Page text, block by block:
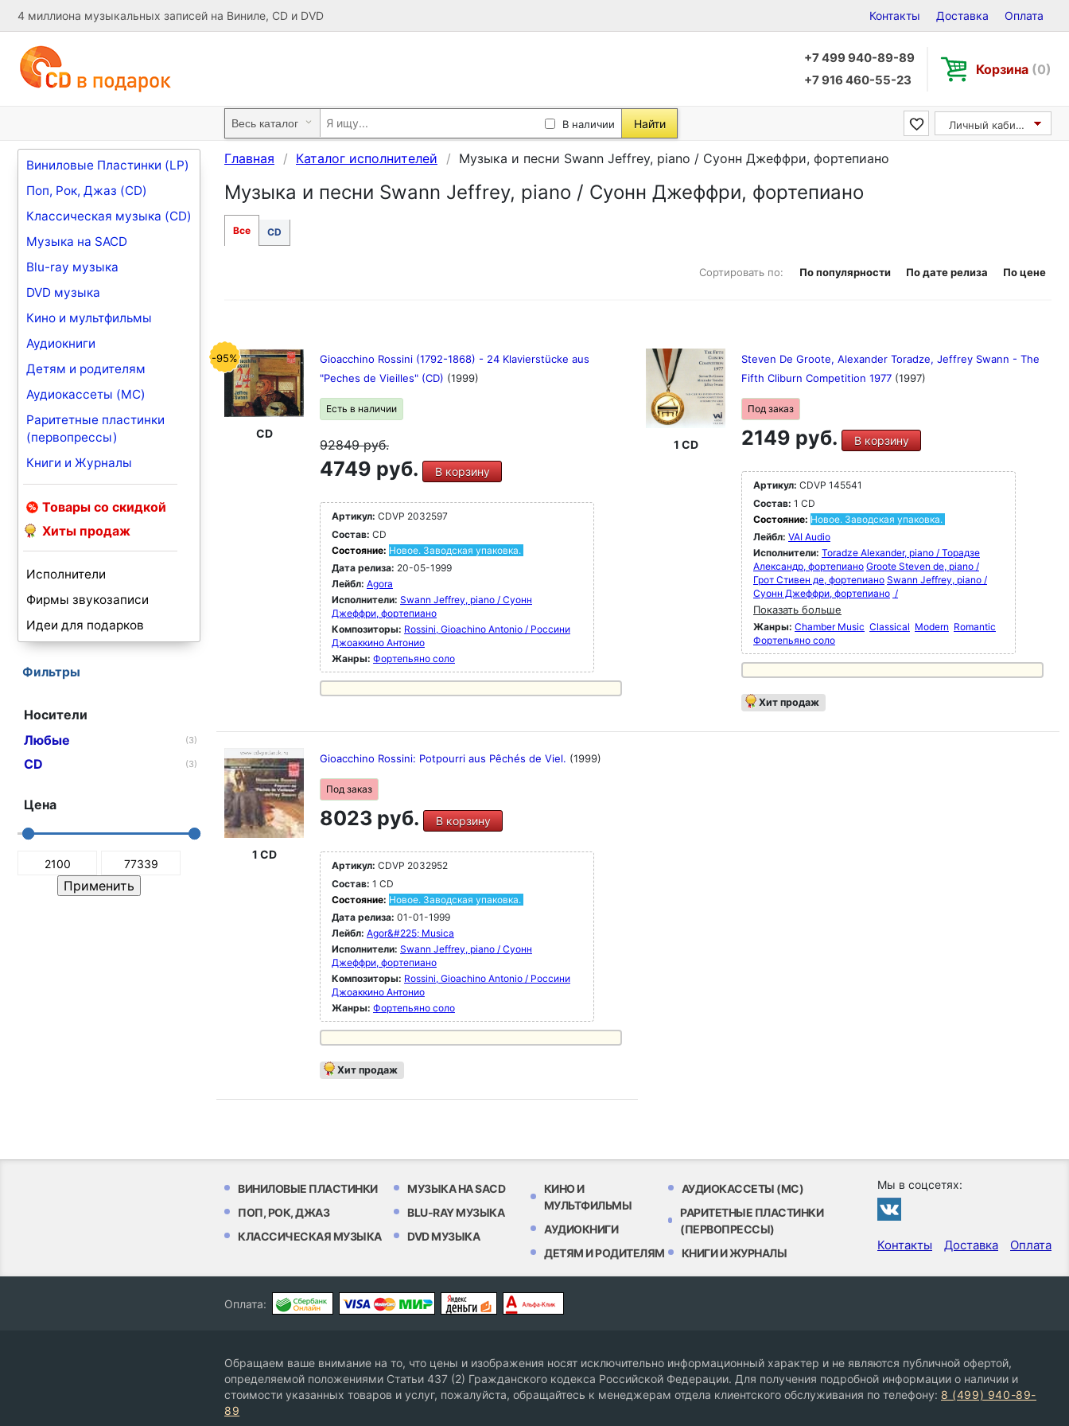
4 миллиона музыкальных записей на Виниле, CD и DVD Контакты Доставка Оплата
+7 499 940-89-89
+7 916 460-55-23
Корзина (0)
В наличии Найти Личный кабинет
Виниловые Пластинки (LP)
Поп, Рок, Джаз (CD)
Классическая музыка (CD)
Музыка на SACD
Blu-ray музыка
DVD музыка
Кино и мультфильмы
Аудиокниги
Детям и родителям
Аудиокассеты (MC)
Раритетные пластинки
(первопрессы)
Книги и Журналы
Товары со скидкой
Хиты продаж
Исполнители
Фирмы звукозаписи
Идеи для подарков
Фильтры
Носители
Любые
(3)
CD (3)
Цена
Главная Каталог исполнителей Музыка и песни Swann Jeffrey, piano / Суонн Джеффри, фортепиано
Музыка и песни Swann Jeffrey, piano / Суонн Джеффри, фортепиано
Все CD
Сортировать по: По популярности По дате релиза По цене
-95%
CD
Gioacchino Rossini (1792-1868) - 24 Klavierstücke aus
"Peches de Vieilles" (CD) (1999)
Есть в наличии
92849руб.
4749 руб. В корзину
Артикул: CDVP 2032597
Состав: CD
Состояние: Новое. Заводская упаковка.
Дата релиза: 20-05-1999
Лейбл: Agora
Исполнители: Swann Jeffrey, piano / Суонн
Джеффри, фортепиано
Композиторы: Rossini, Gioachino Antonio / Россини
Джоаккино Антонио
Жанры: Фортепьяно соло
1 CD
Steven De Groote, Alexander Toradze, Jeffrey Swann - The
Fifth Cliburn Competition 1977 (1997)
Под заказ
2149 руб. В корзину
Артикул: CDVP 145541
Состав: 1 CD
Состояние: Новое. Заводская упаковка.
Лейбл: VAI Audio
Исполнители: Toradze Alexander, piano / Торадзе
Александр, фортепиано Groote Steven de, piano /
Грот Стивен де, фортепиано Swann Jeffrey, piano /
Суонн Джеффри, фортепиано /
Показать больше
Жанры: Chamber Music Classical Modern Romantic
Фортепьяно соло
Хит продаж
1 CD
Gioacchino Rossini: Potpourri aus Pêchés de Viel. (1999)
Под заказ
8023 руб. В корзину
Артикул: CDVP 2032952
Состав: 1 CD
Состояние: Новое. Заводская упаковка.
Дата релиза: 01-01-1999
Лейбл: Agor&#225; Musica
Исполнители: Swann Jeffrey, piano / Суонн
Джеффри, фортепиано
Композиторы: Rossini, Gioachino Antonio / Россини
Джоаккино Антонио
Жанры: Фортепьяно соло
Хит продаж
ВИНИЛОВЫЕ ПЛАСТИНКИ
ПОП, РОК, ДЖАЗ
КЛАССИЧЕСКАЯ МУЗЫКА
МУЗЫКА НА SACD
BLU-RAY МУЗЫКА
DVD МУЗЫКА
КИНО И
МУЛЬТФИЛЬМЫ
АУДИОКНИГИ
ДЕТЯМ И РОДИТЕЛЯМ
АУДИОКАССЕТЫ (MC)
РАРИТЕТНЫЕ ПЛАСТИНКИ
(ПЕРВОПРЕССЫ)
КНИГИ И ЖУРНАЛЫ
Мы в соцсетях:
Контакты Доставка Оплата
Оплата:
Обращаем ваше внимание на то, что цены и изображения носят исключительно информационный характер и не являются публичной офертой,
определяемой положениями Статьи 437 (2) Гражданского кодекса Российской Федерации. Для получения подробной информации о наличии и
стоимости указанных товаров и услуг, пожалуйста, обращайтесь к менеджерам отдела клиентского обслуживания по телефону: 8 (499) 940-89-
89